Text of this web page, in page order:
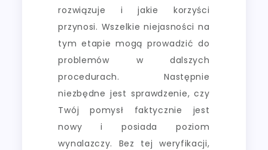
rozwiązuje i jakie korzyści
przynosi. Wszelkie niejasności na
tym etapie mogą prowadzić do
problemów w dalszych
procedurach. Następnie
niezbędne jest sprawdzenie, czy
Twój pomysł faktycznie jest
nowy i posiada poziom
wynalazczy. Bez tej weryfikacji,